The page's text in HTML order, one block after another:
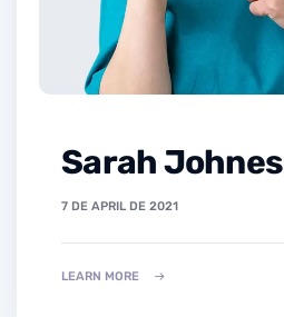
Sarah Johnes
7 DE APRIL DE 2021
LEARN MORE